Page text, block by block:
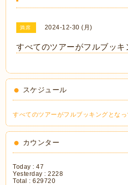
満席 2024-12-30 (月)
すべてのツアーがフルブッ
スケジュール
すべてのツアーがフルブッキングとなっ
カウンター
Today :47
Yesterday :2228
Total :629720